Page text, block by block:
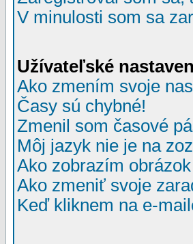
V minulosti som sa
Užívateľské
Ako zmením svoje
Časy sú chybné!
Zmenil som časové
Môj jazyk nie je na
Ako zobrazím
Ako zmeniť svoje
Keď kliknem na e-